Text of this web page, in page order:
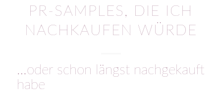
PR-SAMPLES, DIE ICH
NACHKAUFEN WÜRDE
…oder schon längst nachgekauft
habe